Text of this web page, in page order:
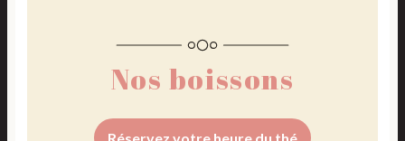
Nos boissons